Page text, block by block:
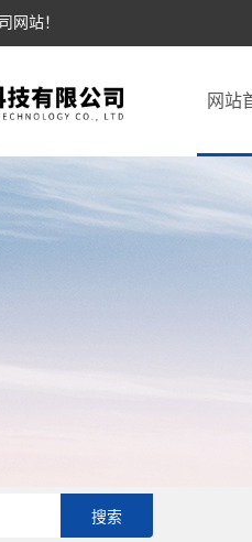
网站！
网站